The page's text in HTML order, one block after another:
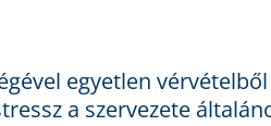
egyetlen
a szervezete